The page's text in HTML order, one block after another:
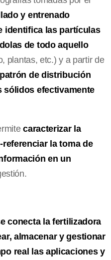
y entrenado
identifica las partículas
de todo aquello
plantas, etc.) y a partir de
de distribución
sólidos efectivamente
caracterizar la
la toma de
en un
conecta la fertilizadora
almacenar y gestionar
real las aplicaciones y